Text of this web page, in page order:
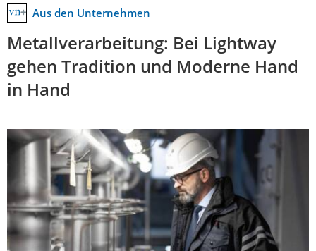
Aus den Unternehmen
Metallverarbeitung: Bei Lightway
gehen Tradition und Moderne Hand
in Hand